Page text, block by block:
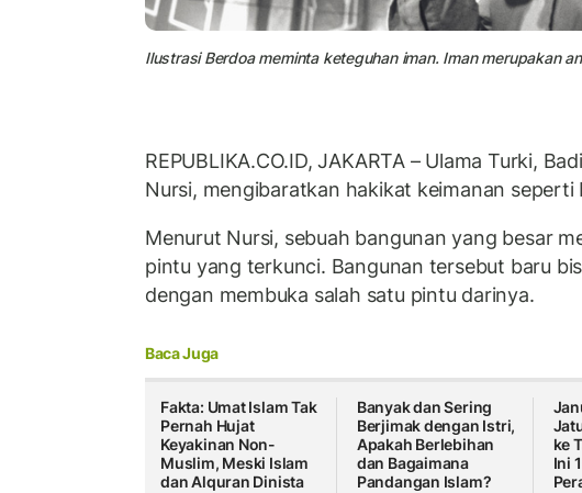
Ilustrasi Berdoa meminta keteguhan iman. Iman merupakan
REPUBLIKA.CO.ID, JAKARTA – Ulama Turki,
Nursi, mengibaratkan hakikat keimanan seperti
Menurut Nursi, sebuah bangunan yang besar
pintu yang terkunci. Bangunan tersebut baru
dengan membuka salah satu pintu darinya.
Baca Juga
Fakta: Umat Islam Tak
Pernah Hujat
Keyakinan Non-
Muslim, Meski Islam
dan Alquran Dinista
Banyak dan Sering
Berjimak dengan Istri,
Apakah Berlebihan
dan Bagaimana
Pandangan Islam?
ke
Ini